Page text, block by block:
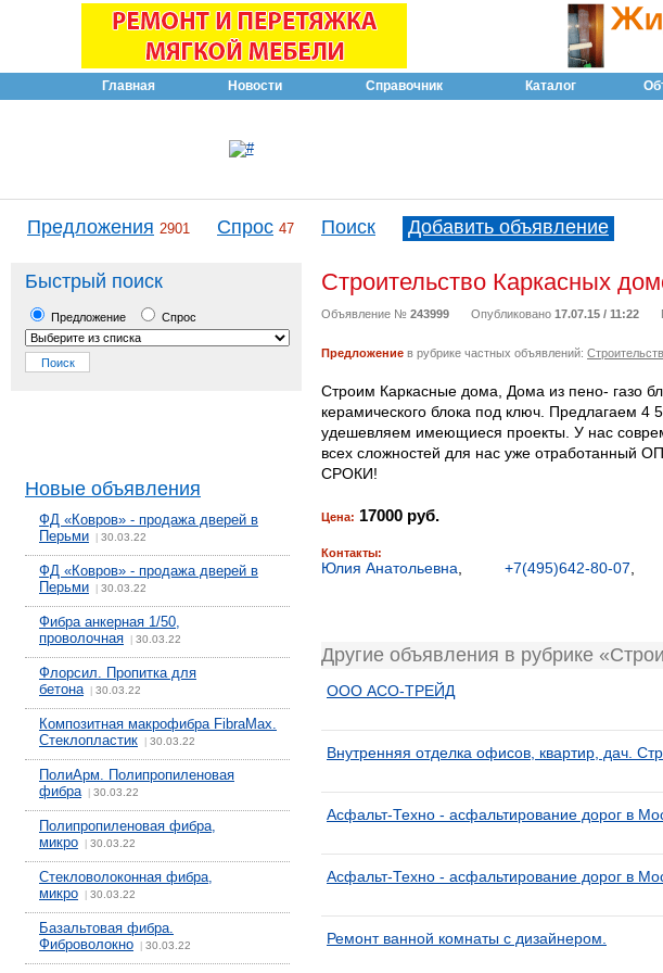
Главная Новости Справочник Каталог
Предложения 2901 Спрос 47 Поиск Добавить объявление
Быстрый поиск
Предложение Спрос
Новые объявления
ФД «Ковров» - продажа дверей в
Перьми
30.03.22
ФД «Ковров» - продажа дверей в
Перьми
30.03.22
Фибра анкерная 1/50,
проволочная
30.03.22
Флорсил. Пропитка для
бетона| 30.03.22
Композитная макрофибра FibraMax.
Стеклопластик
30.03.22
ПолиАрм. Полипропиленовая
фибра| 30.03.22
Полипропиленовая фибра,
микро
30.03.22
Стекловолоконная фибра,
микро
30.03.22
Базальтовая фибра.
Фиброволокно
30.03.22
Строительство Каркасных
Объявление № 243999 Опубликовано 17.07.15 / 11:22
Предложение в рубрике частных объявлений:
Строим Каркасные дома, Дома из пено- газо
керамического блока под ключ. Предлагаем 4
удешевляем имеющиеся проекты. У нас
всех сложностей для нас уже
СРОКИ!
Цена: 17000 руб.
Контакты:
Юлия Анатольевна +7(495)642-80-07
Другие объявления в рубрике
ООО АСО-ТРЕЙД
Внутренняя отделка офисов, квартир, дач.
Асфальт-Техно - асфальтирование дорог в
Асфальт-Техно - асфальтирование дорог в
Ремонт ванной комнаты с дизайнером.